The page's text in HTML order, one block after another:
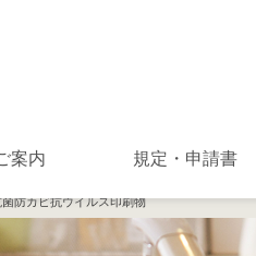
案内 規定・申請書
防カビ抗ウイルス印刷物